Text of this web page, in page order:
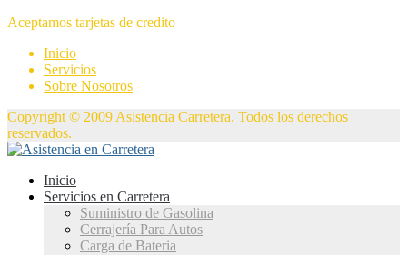
Aceptamos tarjetas de credito
Inicio
Servicios
Sobre Nosotros
Copyright © 2009 Asistencia Carretera. Todos los derechos
reservados.
Inicio
Servicios en Carretera
Suministro de Gasolina
Cerrajería Para Autos
Carga de Bateria